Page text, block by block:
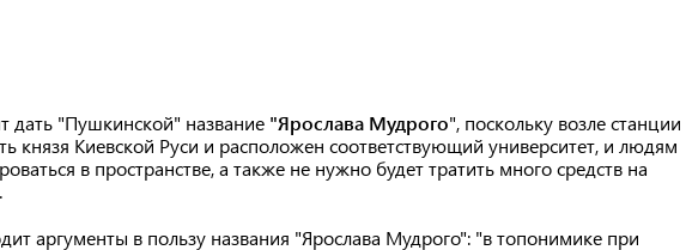
дать "Пушкинской" название "Ярослава Мудрого", поскольку возле станции
князя Киевской Руси и расположен соответствующий университет, и людям
в пространстве, а также не нужно будет тратить много средств на
аргументы в пользу названия "Ярослава Мудрого": "в топонимике при